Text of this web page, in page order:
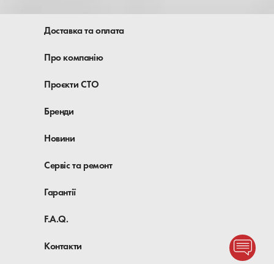
Доставка та оплата
Про компанію
Проєкти СТО
Бренди
Новини
Сервіс та ремонт
Гарантії
F.A.Q.
Контакти